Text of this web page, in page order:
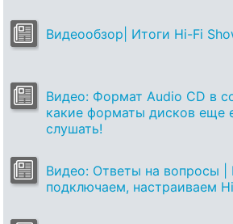
Видеообзор| Итоги Hi-Fi
Видео: Формат Audio CD в
какие форматы дисков еще
слушать!
Видео: Ответы на вопросы |
подключаем, настраиваем